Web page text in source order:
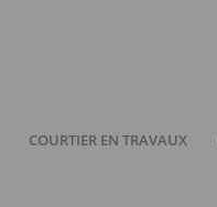
COURTIER EN TRAVAUX